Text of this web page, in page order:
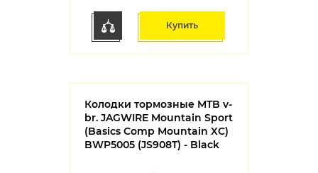
Купить
Колодки тормозные MTB v-
br. JAGWIRE Mountain Sport
(Basics Comp Mountain XC)
BWP5005 (JS908T) - Black